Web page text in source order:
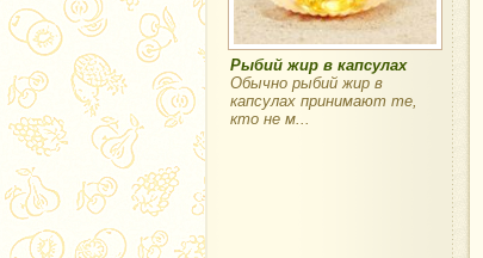
Рыбий жир в капсулах
Обычно рыбий жир в
капсулах принимают те,
кто не м...